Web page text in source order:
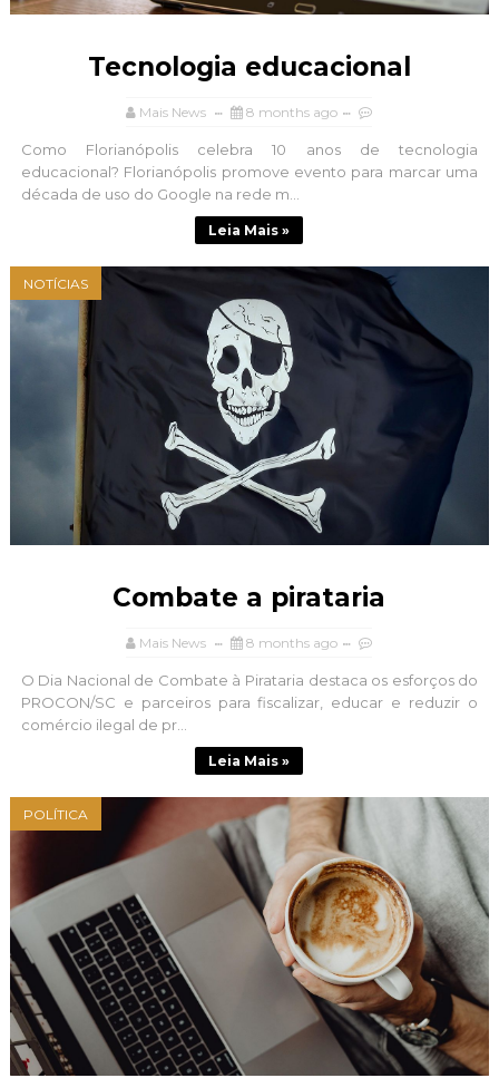
Tecnologia educacional
Mais News 8 months ago
Como Florianópolis celebra 10 anos de tecnologia
educacional? Florianópolis promove evento para marcar uma
década de uso do Google na rede m...
Leia Mais »
NOTÍCIAS
Combate a pirataria
Mais News 8 months ago
O Dia Nacional de Combate à Pirataria destaca os esforços do
PROCON/SC e parceiros para fiscalizar, educar e reduzir o
comércio ilegal de pr...
Leia Mais »
POLÍTICA